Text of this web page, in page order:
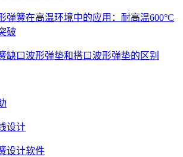
弹簧在高温环境中的应用：耐高温600°C
破
缺口波形弹垫和搭口波形弹垫的区别
设计
设计软件